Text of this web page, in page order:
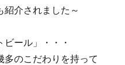
紹介されました～
ビール」・・・
のこだわりを持って